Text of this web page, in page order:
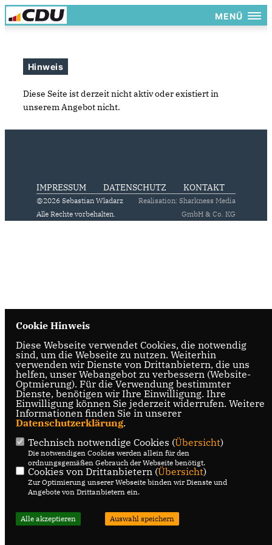
MENÜ
Hinweis
Diese Seite ist derzeit nicht aktiv oder existiert in
unserem Angebot nicht.
IMPRESSUM DATENSCHUTZ KONTAKT
@2026 Sebastian Wladarz
Alle Rechte vorbehalten.
Realisation: Sharkness Media
GmbH & Co. KG
Cookie Hinweis
Diese Webseite verwendet Cookies, die notwendig
sind, um die Webseite zu nutzen. Weiterhin
verwenden wir Dienste von Drittanbietern, die uns
helfen, unser Webangebot zu verbessern (Website-
Optmierung). Für die Verwendung bestimmter
Dienste, benötigen wir Ihre Einwilligung. Ihre
Einwilligung können Sie jederzeit widerrufen. Weitere
Informationen finden Sie in unserer
Datenschutzerklärung.
Technisch notwendige Cookies (Übersicht)
Die notwendigen Cookies werden allein für den
ordnungsgemäßen Gebrauch der Webseite benötigt.
Cookies von Drittanbietern (Übersicht)
Zur Optimierung unserer Webseite binden wir Dienste und
Angebote von Drittanbietern ein.
Alle akzeptieren Auswahl speichern